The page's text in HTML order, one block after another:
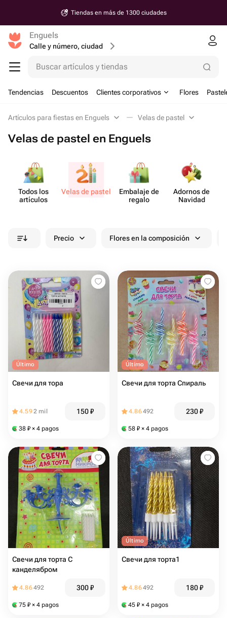
Tiendas en más de 1300 ciudades
Enguels
Calle y número, ciudad
Buscar artículos y tiendas
Tendencias Descuentos Clientes corporativos Flores
Artículos para fiestas en Enguels Velas de pastel
Velas de pastel en Enguels
Todos los
artículos
Velas de pastel
Embalaje de
regalo
Adornos de
Navidad
Precio Flores en la composición
Último
Свечи для тора
4.592 mil 150₽
38 ₽ × 4 pagos
Último
Свечи для торта Спираль
4.86492 230₽
58 ₽ × 4 pagos
Свечи для торта С
канделябром
4.86492 300₽
75 ₽ × 4 pagos
Último
Свечи для торта1
4.86492 180₽
45 ₽ × 4 pagos